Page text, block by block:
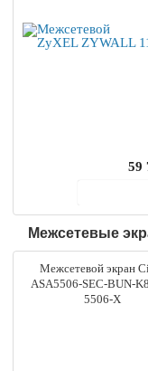
59
Межсетевые
Межсетевой экран
ASA5506-SEC-BUN-
5506-X